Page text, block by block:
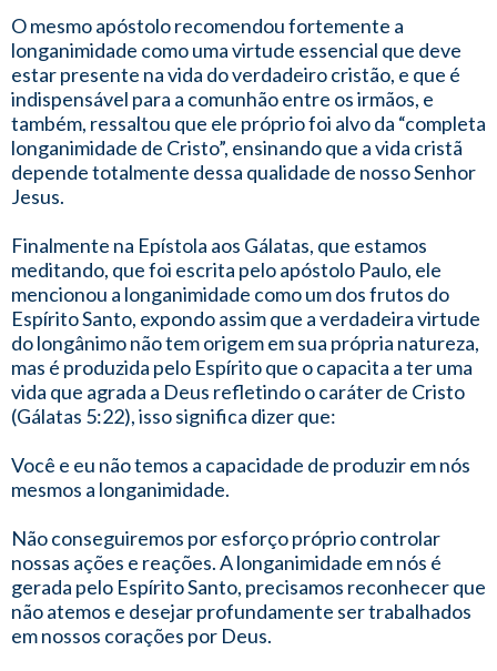
O mesmo apóstolo recomendou fortemente a
longanimidade como uma virtude essencial que deve
estar presente na vida do verdadeiro cristão, e que é
indispensável para a comunhão entre os irmãos, e
também, ressaltou que ele próprio foi alvo da “completa
longanimidade de Cristo”, ensinando que a vida cristã
depende totalmente dessa qualidade de nosso Senhor
Jesus.
Finalmente na Epístola aos Gálatas, que estamos
meditando, que foi escrita pelo apóstolo Paulo, ele
mencionou a longanimidade como um dos frutos do
Espírito Santo, expondo assim que a verdadeira virtude
do longânimo não tem origem em sua própria natureza,
mas é produzida pelo Espírito que o capacita a ter uma
vida que agrada a Deus refletindo o caráter de Cristo
(Gálatas 5:22), isso significa dizer que:
Você e eu não temos a capacidade de produzir em nós
mesmos a longanimidade.
Não conseguiremos por esforço próprio controlar
nossas ações e reações. A longanimidade em nós é
gerada pelo Espírito Santo, precisamos reconhecer que
não atemos e desejar profundamente ser trabalhados
em nossos corações por Deus.